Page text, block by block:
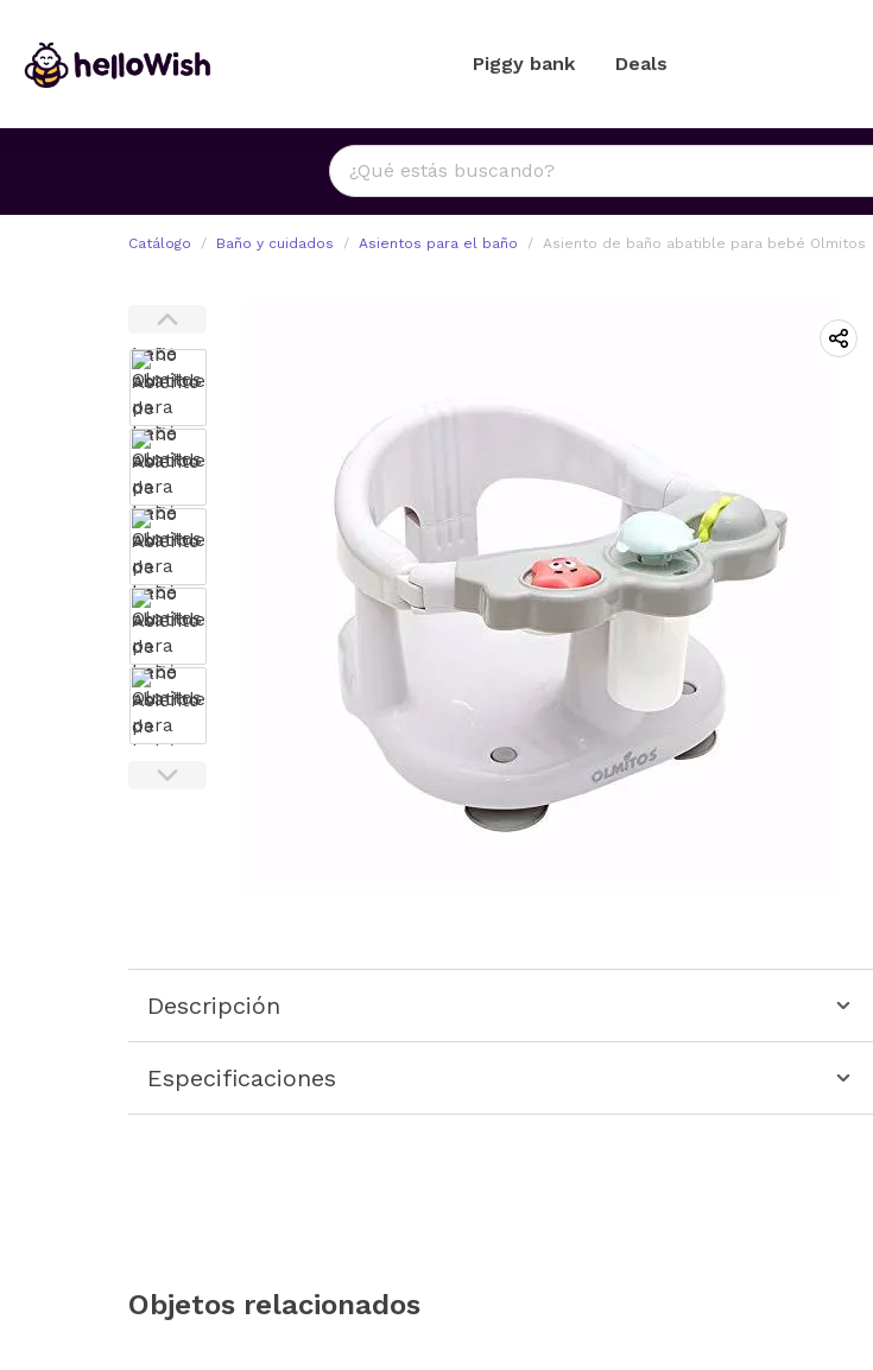
Piggy bank Deals
Catálogo Baño y cuidados Asientos para el baño Asiento de baño abatible para bebé Olmitos
Descripción
Especificaciones
Objetos relacionados